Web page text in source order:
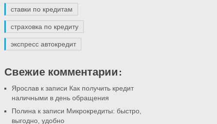
ставки по кредитам
страховка по кредиту
экспресс автокредит
Свежие комментарии:
Ярославк записи Как получить кредит
наличными в день обращения
Полинак записи Микрокредиты: быстро,
выгодно, удобно